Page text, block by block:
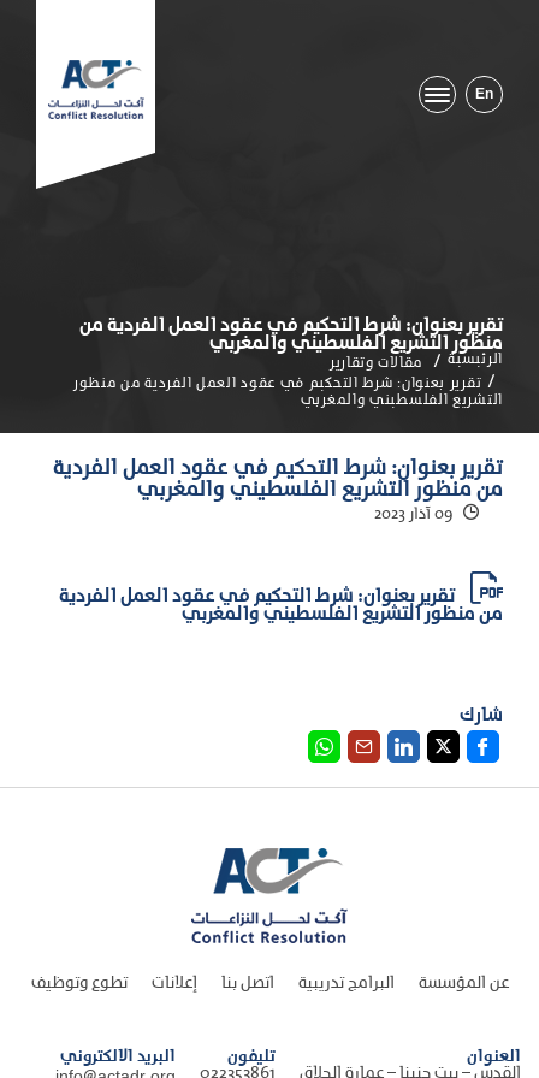
En
تقرير بعنوان: شرط التحكيم في عقود العمل الفردية من
منظور التشريع الفلسطيني والمغربي
الرئيسية
مقالات وتقارير
تقرير بعنوان: شرط التحكيم في عقود العمل الفردية من منظور
التشريع الفلسطيني والمغربي
تقرير بعنوان: شرط التحكيم في عقود العمل الفردية
من منظور التشريع الفلسطيني والمغربي
تقرير بعنوان: شرط التحكيم في عقود العمل الفردية
من منظور التشريع الفلسطيني والمغربي
شارك
عن المؤسسة البرامج تدريبية اتصل بنا إعلانات تطوع وتوظيف
العنوان
القدس – بيت حنينا – عمارة الحلاق
تليفون
022353861
البريد الالكتروني